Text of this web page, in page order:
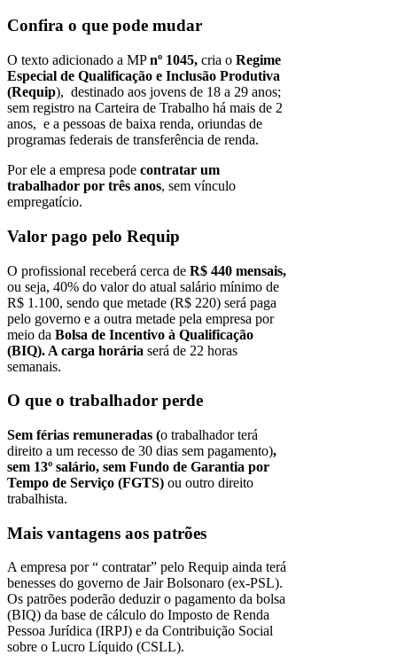
Confira o que pode mudar
O texto adicionado a MPnº 1045, cria o Regime
Especial de Qualificação e Inclusão Produtiva
(Requip), destinado aos jovens de 18 a 29 anos;
sem registro na Carteira de Trabalho há mais de 2
anos, e a pessoas de baixa renda, oriundas de
programas federais de transferência de renda.
Por ele a empresa pode contratar um
trabalhador por três anos, sem vínculo
empregatício.
Valor pago pelo Requip
O profissional receberá cerca de R$ 440 mensais,
ou seja, 40% do valor do atual salário mínimo de
R$ 1.100, sendo que metade (R$ 220) será paga
pelo governo e a outra metade pela empresa por
meio da Bolsa de Incentivo à Qualificação
(BIQ). A carga horária será de 22 horas
semanais.
O que o trabalhador perde
Sem férias remuneradas (o trabalhador terá
direito a um recesso de 30 dias sem pagamento),
sem 13º salário, sem Fundo de Garantia por
Tempo de Serviço (FGTS) ou outro direito
trabalhista.
Mais vantagens aos patrões
A empresa por “ contratar” pelo Requip ainda terá
benesses do governo de Jair Bolsonaro (ex-PSL).
Os patrões poderão deduzir o pagamento da bolsa
(BIQ) da base de cálculo do Imposto de Renda
Pessoa Jurídica (IRPJ) e da Contribuição Social
sobre o Lucro Líquido (CSLL).